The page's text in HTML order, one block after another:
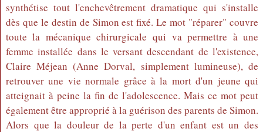
synthétise tout l'enchevêtrement dramatique qui s'installe
dès que le destin de Simon est fixé. Le mot "réparer" couvre
toute la mécanique chirurgicale qui va permettre à une
femme installée dans le versant descendant de l'existence,
Claire Méjean (Anne Dorval, simplement lumineuse), de
retrouver une vie normale grâce à la mort d'un jeune qui
atteignait à peine la fin de l'adolescence. Mais ce mot peut
également être approprié à la guérison des parents de Simon.
Alors que la douleur de la perte d'un enfant est un des